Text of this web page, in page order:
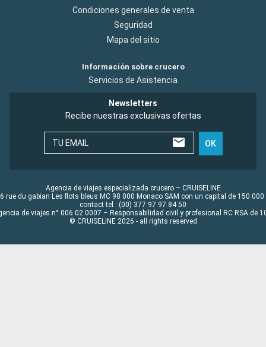
Condiciones generales de venta
Seguridad
Mapa del sitio
Información sobre crucero
Servicios de Asistencia
Newsletters
Recibe nuestras exclusivas ofertas
TU EMAIL OK
Agencia de viajes especializada crucero – CRUISELINE
rue du gabian Les flots bleus MC 98 000 Monaco SAM con un capital de 150 000
contact tel : (00) 377 97 97 84 50
de viajes n° 006 02 0007 – Responsabilidad civil y profesional RC RSA de
© CRUISELINE 2026 - all rights reserved